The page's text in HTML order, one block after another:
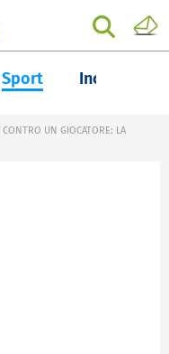
Sport Inchieste
UN GIOCATORE: LA